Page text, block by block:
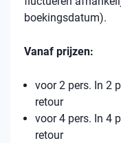
boekingsdatum).
Vanaf prijzen:
voor 2 pers. In 2
retour
voor 4 pers. In 4
retour